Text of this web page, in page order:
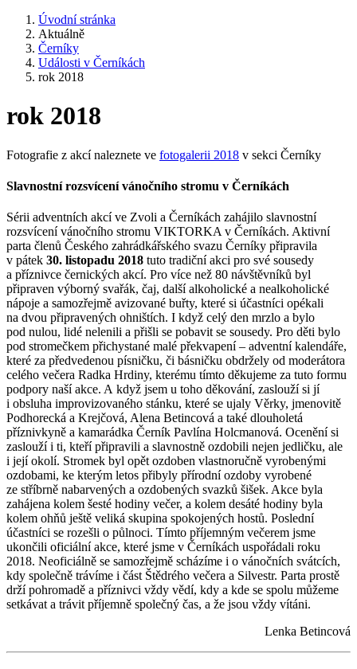
Úvodní stránka
Aktuálně
Černíky
Události v Černíkách
rok 2018
rok 2018
Fotografie z akcí naleznete ve fotogalerii 2018 v sekci Černíky
Slavnostní rozsvícení vánočního stromu v Černíkách
Sérii adventních akcí ve Zvoli a Černíkách zahájilo slavnostní
rozsvícení vánočního stromu VIKTORKA v Černíkách. Aktivní
parta členů Českého zahrádkářského svazu Černíky připravila
v pátek 30. listopadu 2018 tuto tradiční akci pro své sousedy
a příznivce černických akcí. Pro více než 80 návštěvníků byl
připraven výborný svařák, čaj, další alkoholické a nealkoholické
nápoje a samozřejmě avizované buřty, které si účastníci opékali
na dvou připravených ohništích. I když celý den mrzlo a bylo
pod nulou, lidé nelenili a přišli se pobavit se sousedy. Pro děti bylo
pod stromečkem přichystané malé překvapení – adventní kalendáře,
které za předvedenou písničku, či básničku obdržely od moderátora
celého večera Radka Hrdiny, kterému tímto děkujeme za tuto formu
podpory naší akce. A když jsem u toho děkování, zaslouží si jí
i obsluha improvizovaného stánku, které se ujaly Věrky, jmenovitě
Podhorecká a Krejčová, Alena Betincová a také dlouholetá
příznivkyně a kamarádka Černík Pavlína Holcmanová. Ocenění si
zaslouží i ti, kteří připravili a slavnostně ozdobili nejen jedličku, ale
i její okolí. Stromek byl opět ozdoben vlastnoručně vyrobenými
ozdobami, ke kterým letos přibyly přírodní ozdoby vyrobené
ze stříbrně nabarvených a ozdobených svazků šišek. Akce byla
zahájena kolem šesté hodiny večer, a kolem desáté hodiny byla
kolem ohňů ještě veliká skupina spokojených hostů. Poslední
účastníci se rozešli o půlnoci. Tímto příjemným večerem jsme
ukončili oficiální akce, které jsme v Černíkách uspořádali roku
2018. Neoficiálně se samozřejmě scházíme i o vánočních svátcích,
kdy společně trávíme i část Štědrého večera a Silvestr. Parta prostě
drží pohromadě a příznivci vždy vědí, kdy a kde se spolu můžeme
setkávat a trávit příjemně společný čas, a že jsou vždy vítáni.
Lenka Betincová